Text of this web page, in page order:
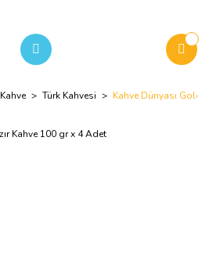
Kahve Türk Kahvesi Kahve Dünyası Gold